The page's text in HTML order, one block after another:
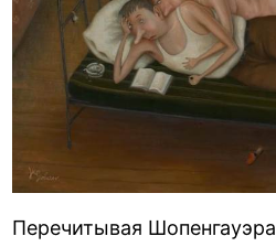
Перечитывая Шопенгауэра